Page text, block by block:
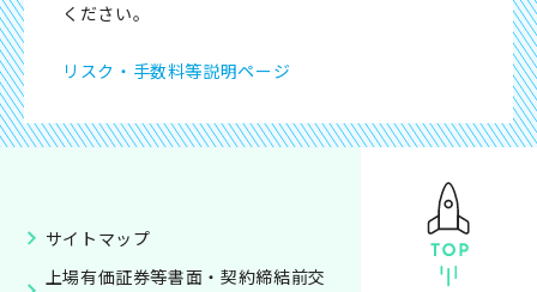
ください。
リスク・手数料等説明ページ
サイトマップ
上場有価証券等書面・契約締結前交